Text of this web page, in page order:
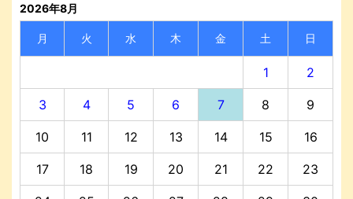
2026年8月
月 火 水 木 金 土 日
1 2
3 4 5 6 7 8 9
10 11 12 13 14 15 16
17 18 19 20 21 22 23